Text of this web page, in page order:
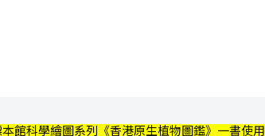
館科學繪圖系列《香港原生植物圖鑑》一書使用